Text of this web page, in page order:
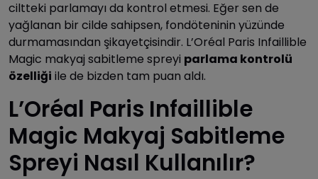
ciltteki parlamayı da kontrol etmesi. Eğer sen de
yağlanan bir cilde sahipsen, fondöteninin yüzünde
durmamasından şikayetçisindir. L’Oréal Paris Infaillible
Magic makyaj sabitleme spreyi parlama kontrolü
özelliği ile de bizden tam puan aldı.
L’Oréal Paris Infaillible
Magic Makyaj Sabitleme
Spreyi Nasıl Kullanılır?